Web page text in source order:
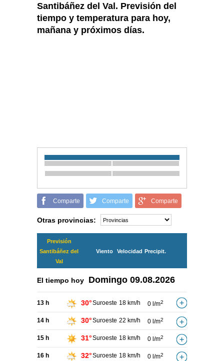
Santibáñez del Val. Previsión del
tiempo y temperatura para hoy,
mañana y próximos días.
Comparte Comparte Comparte
Otras provincias:
Previsión
Santibáñez del
Val
Viento Velocidad Precipit.
El tiempo hoy Domingo 09.08.2026
13 h 30°Suroeste 18 km/h 0 l/m2
14 h 30°Suroeste 22 km/h 0 l/m2
15 h 31°Suroeste 18 km/h 0 l/m2
16 h 32°Suroeste 18 km/h 0 l/m2